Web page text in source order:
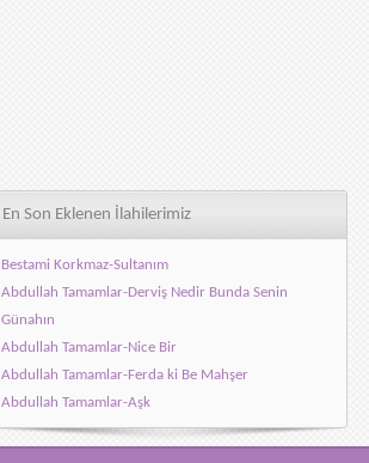
En Son Eklenen İlahilerimiz
Bestami Korkmaz-Sultanım
Abdullah Tamamlar-Derviş Nedir Bunda Senin
Günahın
Abdullah Tamamlar-Nice Bir
Abdullah Tamamlar-Ferda ki Be Mahşer
Abdullah Tamamlar-Aşk